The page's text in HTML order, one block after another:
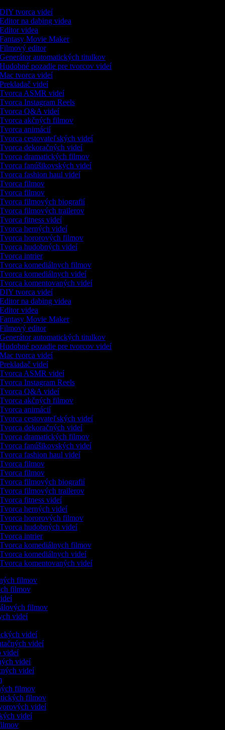
tvorca videí
na dabing videa
videa
Movie Maker
editor
automatických titulkov
pozadie pre tvorcov videí
tvorca videí
videí
ASMR videí
Instagram Reels
Q&A videí
akčných filmov
animácií
cestovateľských videí
dekoračných videí
dramatických filmov
fanúšikovských videí
fashion haul videí
filmov
filmov
filmových biografií
filmových trailerov
fitness videí
herných videí
hororových filmov
hudobných videí
intrier
komediálnych filmov
komediálnych videí
komentovaných videí
tvorca videí
na dabing videa
videa
Movie Maker
editor
automatických titulkov
pozadie pre tvorcov videí
tvorca videí
videí
ASMR videí
Instagram Reels
Q&A videí
akčných filmov
animácií
cestovateľských videí
dekoračných videí
dramatických filmov
fanúšikovských videí
fashion haul videí
filmov
filmov
filmových biografií
filmových trailerov
fitness videí
herných videí
hororových filmov
hudobných videí
intrier
komediálnych filmov
komediálnych videí
komentovaných videí
filmov
filmov
filmov
videí
videí
videí
videí
videí
videí
filmov
filmov
videí
videí